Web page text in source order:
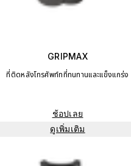
GRIPMAX
ที่ติดหลังโทรศัพท์ทที่ทนทานและแข็งแกร่ง
ช้อปเลย
ดูเพิ่มเติม